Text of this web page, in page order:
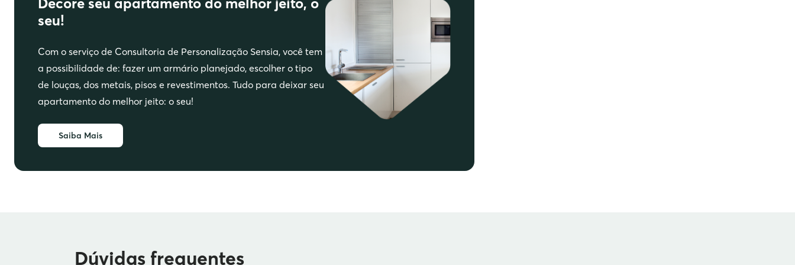
seu!
Com o serviço de Consultoria de Personalização Sensia, você tem
a possibilidade de: fazer um armário planejado, escolher o tipo
de louças, dos metais, pisos e revestimentos. Tudo para deixar seu
apartamento do melhor jeito: o seu!
Saiba Mais
Dúvidas frequentes